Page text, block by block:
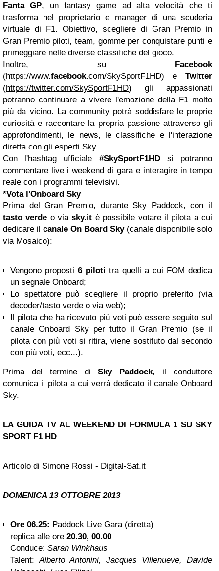
FantaGP, un fantasy game ad alta velocità che ti
trasforma nel proprietario e manager di una scuderia
virtuale di F1. Obiettivo, scegliere di Gran Premio in
Gran Premio piloti, team, gomme per conquistare punti e
primeggiare nelle diverse classifiche del gioco.
Inoltre, su Facebook
(https://www.facebook.com/SkySportF1HD) e Twitter
(https://twitter.com/SkySportF1HD) gli appassionati
potranno continuare a vivere l'emozione della F1 molto
più da vicino. La community potrà soddisfare le proprie
curiosità e raccontare la propria passione attraverso gli
approfondimenti, le news, le classifiche e l'interazione
diretta con gli esperti Sky.
Con l'hashtag ufficiale #SkySportF1HDsi potranno
commentare live i weekend di gara e interagire in tempo
reale con i programmi televisivi.
*Vota l'Onboard Sky
Prima del Gran Premio, durante Sky Paddock, con il
tasto verde o viasky.it è possibile votare il pilota a cui
dedicare il canale On Board Sky(canale disponibile solo
via Mosaico):
Vengono proposti 6 piloti tra quelli a cui FOM dedica
un segnale Onboard;
Lo spettatore può scegliere il proprio preferito (via
decoder/tasto verde o via web);
Il pilota che ha ricevuto più voti può essere seguito sul
canale Onboard Sky per tutto il Gran Premio (se il
pilota con più voti si ritira, viene sostituto dal secondo
con più voti, ecc...).
Prima del termine diSky Paddock, il conduttore
comunica il pilota a cui verrà dedicato il canale Onboard
Sky.
LA GUIDA TVAL WEEKENDDI FORMULA 1 SU SKY
SPORT F1 HD
Articolo di Simone Rossi - Digital-Sat.it
DOMENICA 13 OTTOBRE 2013
Ore 06.25: Paddock Live Gara (diretta)
replica alle ore 20.30, 00.00
Conduce: Sarah Winkhaus
Talent:Alberto Antonini, Jacques Villenueve, Davide